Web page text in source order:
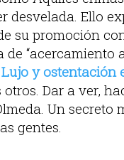
desvelada. Ello
su promoción
“acercamiento
Lujo y ostentación
Dar a ver,
Un secreto
gentes.